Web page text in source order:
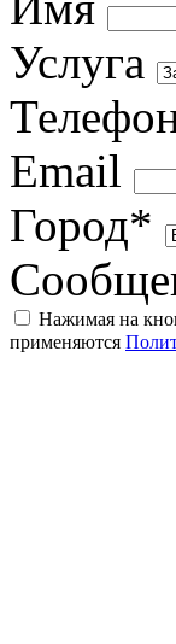
Услуга
Email
Город*
Нажимая на
применяются